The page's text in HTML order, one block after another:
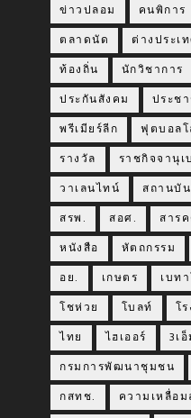
ข่าวปลอม คนพิการ
ตลาดนัด ต่างประเ
ท้องถิ่น นักวิชาการ
ประกันสังคม ประช
พรีเมียร์ลีก ฟุตบอลโ
รางวัล ราชกิจจานุเ
วาเลนไทน์ สถานบัน
สรพ. สอศ. สาร
หนังสือ หัตถกรรม
อย. เกษตร เบท
โชห่วย โบลท์ โ
ไทย ไฮเออร์ 3เอ็
กรมการพัฒนาชุมชน
กสทช. ความเหลื่อม